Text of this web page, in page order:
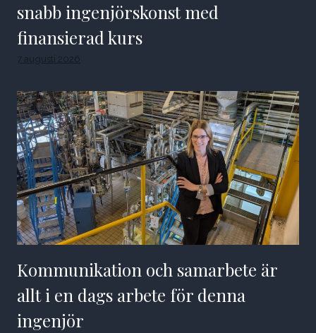
snabb ingenjörskonst med
finansierad kurs
7 augusti 2026
Kommunikation och samarbete är
allt i en dags arbete för denna
ingenjör